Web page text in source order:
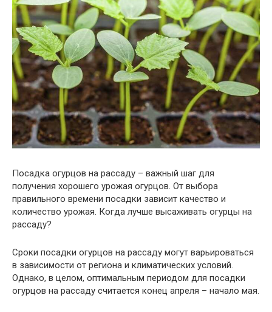
Посадка огурцов на рассаду – важный шаг для
получения хорошего урожая огурцов. От выбора
правильного времени посадки зависит качество и
количество урожая. Когда лучше высаживать огурцы на
рассаду?
Сроки посадки огурцов на рассаду могут варьироваться
в зависимости от региона и климатических условий.
Однако, в целом, оптимальным периодом для посадки
огурцов на рассаду считается конец апреля – начало мая.